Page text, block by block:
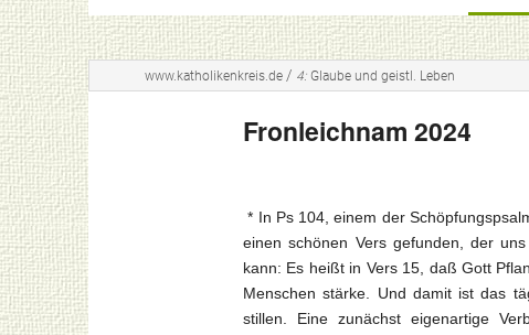
www.katholikenkreis.de / 4: Glaube und geistl. Leben
Fronleichnam 2024
* In Ps 104, einem der
einen schönen Vers gefunden, der
kann: Es heißt in Vers 15, daß Gott
Menschen stärke. Und damit ist das
stillen. Eine zunächst eigenartige